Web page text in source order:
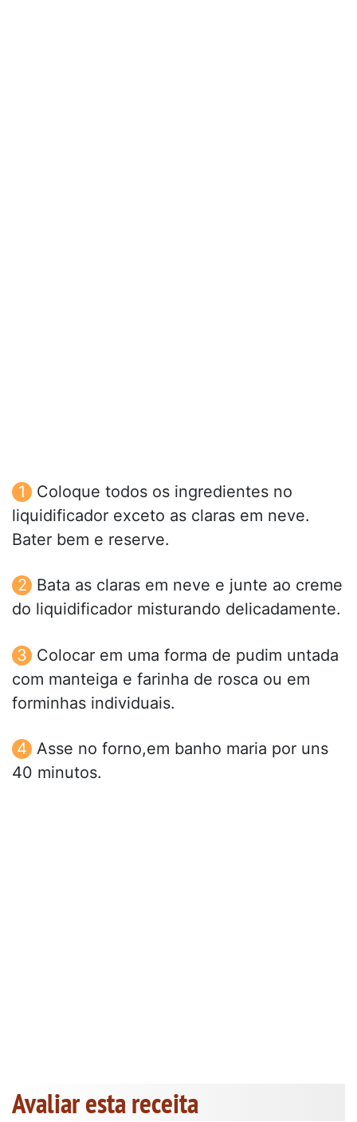
Coloque todos os ingredientes no
liquidificador exceto as claras em neve.
Bater bem e reserve.
Bata as claras em neve e junte ao creme
do liquidificador misturando delicadamente.
Colocar em uma forma de pudim untada
com manteiga e farinha de rosca ou em
forminhas individuais.
Asse no forno,em banho maria por uns
40 minutos.
Avaliar esta receita